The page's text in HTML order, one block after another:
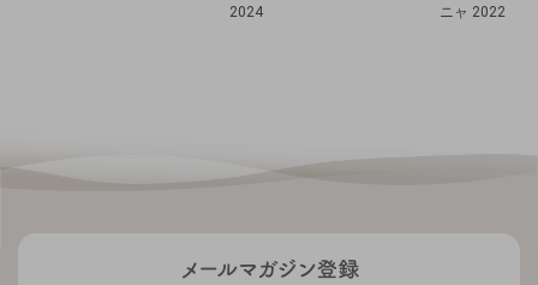
2024
ニャ 2022